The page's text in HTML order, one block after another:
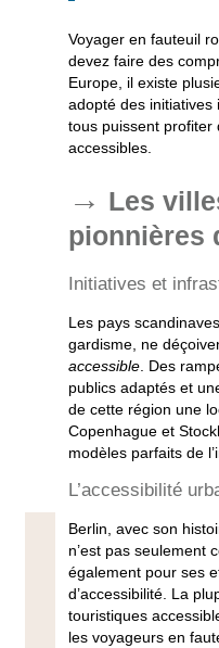
Voyager en fauteuil
devez faire des
Europe, il existe
adopté des
tous puissent profiter
accessibles.
Les
pionnières
Initiatives et
Les pays
gardisme, ne
accessible. Des
publics adaptés et
de cette région une
Copenhague et
modèles parfaits de
L’accessibilité
Berlin , avec son
n’est pas seulement
également pour ses
d’accessibilité. La
touristiques
les voyageurs en